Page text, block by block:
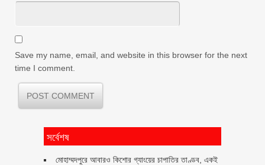
Save my name, email, and website in this browser for the next
time I comment.
সর্বেশষ
মোহাম্মদপুরে আবারও কিশোর গ্যাংয়ের চাপাতির তাণ্ডব, একই